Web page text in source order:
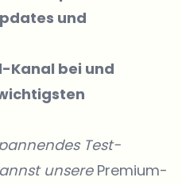
und
Kanal bei und
Test-
unsere Premium-